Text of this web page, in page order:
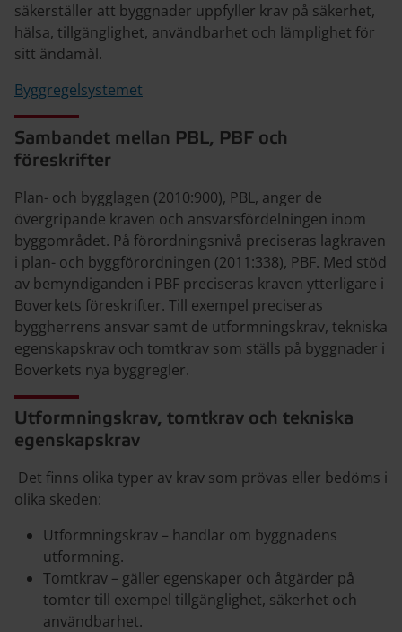
säkerställer att byggnader uppfyller krav på säkerhet,
hälsa, tillgänglighet, användbarhet och lämplighet för
sitt ändamål.
Byggregelsystemet
Sambandet mellan PBL, PBF och
föreskrifter
Plan- och bygglagen (2010:900), PBL, anger de
övergripande kraven och ansvarsfördelningen inom
byggområdet. På förordningsnivå preciseras lagkraven
i plan- och byggförordningen (2011:338), PBF. Med stöd
av bemyndiganden i PBF preciseras kraven ytterligare i
Boverkets föreskrifter. Till exempel preciseras
byggherrens ansvar samt de utformningskrav, tekniska
egenskapskrav och tomtkrav som ställs på byggnader i
Boverkets nya byggregler.
Utformningskrav, tomtkrav och tekniska
egenskapskrav
Det finns olika typer av krav som prövas eller bedöms i
olika skeden:
Utformningskrav – handlar om byggnadens
utformning.
Tomtkrav – gäller egenskaper och åtgärder på
tomter till exempel tillgänglighet, säkerhet och
användbarhet.